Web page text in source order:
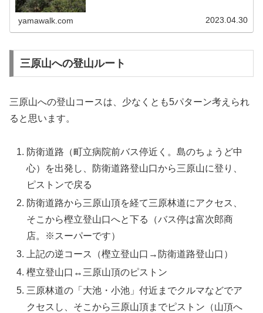
yamawalk.com 2023.04.30
三原山への登山ルート
三原山への登山コースは、少なくとも5パターン考えられ
ると思います。
防衛道路（町立病院前バス停近く。島のちょうど中
心）を出発し、防衛道路登山口から三原山に登り、
ピストンで戻る
防衛道路から三原山頂を経て三原林道にアクセス、
そこから樫立登山口へと下る（バス停は富次郎商
店。※スーパーです）
上記の逆コース（樫立登山口→防衛道路登山口）
樫立登山口↔三原山頂のピストン
三原林道の「大池・小池」付近までクルマなどでア
クセスし、そこから三原山頂までピストン（山頂へ